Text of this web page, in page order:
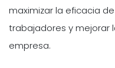
maximizar la eficacia
trabajadores y mejorar
empresa.